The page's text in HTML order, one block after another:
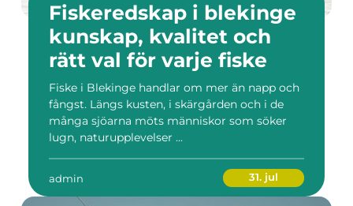
Fiskeredskap i blekinge
kunskap, kvalitet och
rätt val för varje fiske
Fiske i Blekinge handlar om mer än napp och
fångst. Längs kusten, i skärgården och i de
många sjöarna möts människor som söker
lugn, naturupplevelser ...
admin 31. jul